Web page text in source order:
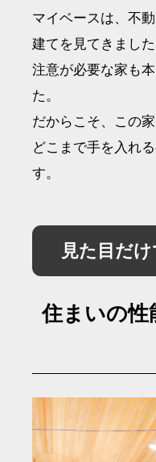
マイベースは、不
建てを見てきまし
注意が必要な家も
た。
だからこそ、この
どこまで手を入れ
す。
見た目だ
住まいの性